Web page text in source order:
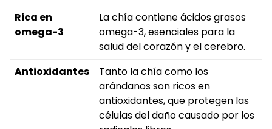
Rica en
omega-3
La chía contiene ácidos grasos
omega-3, esenciales para la
salud del corazón y el cerebro.
Antioxidantes
Tanto la chía como los
arándanos son ricos en
antioxidantes, que protegen las
células del daño causado por los